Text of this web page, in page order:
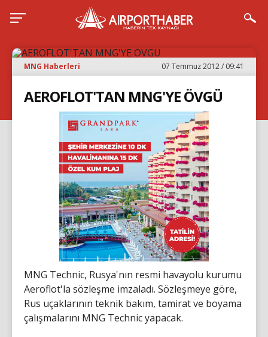
MNG Haberleri 07 Temmuz 2012 / 09:41
AEROFLOT'TAN MNG'YE ÖVGÜ
MNG Technic, Rusya'nın resmi havayolu kurumu
Aeroflot'la sözleşme imzaladı. Sözleşmeye göre,
Rus uçaklarının teknik bakım, tamirat ve boyama
çalışmalarını MNG Technic yapacak.